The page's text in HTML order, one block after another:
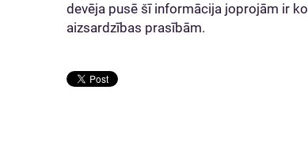
devēja pusē šī informācija joprojām ir
aizsardzības prasībām.